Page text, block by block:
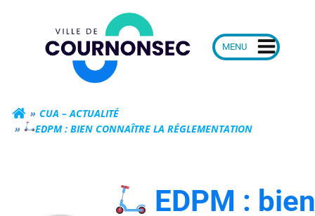
Mairie de
CUA – ACTUALITÉ
EDPM : BIEN CONNAÎTRE LA RÉGLEMENTATION
EDPM : bien